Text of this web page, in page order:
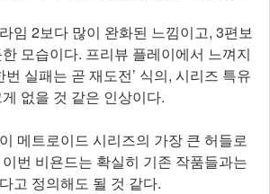
임 2보다 많이 완화된 느낌이고, 3편보
모습이다. 프리뷰 플레이에서 느껴지
번 실패는 곧 재도전’ 식의, 시리즈 특유
없을 것 같은 인상이다.
메트로이드 시리즈의 가장 큰 허들로
번 비욘드는 확실히 기존 작품들과는
고 정의해도 될 것 같다.